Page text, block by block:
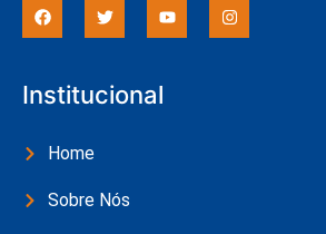
Institucional
Home
Sobre Nós